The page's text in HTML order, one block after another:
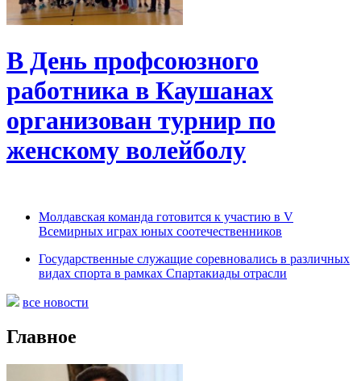
В День профсоюзного
работника в Каушанах
организован турнир по
женскому волейболу
Молдавская команда готовится к участию в V
Всемирных играх юных соотечественников
Государственные служащие соревновались в различных
видах спорта в рамках Спартакиады отрасли
все новости
Главное